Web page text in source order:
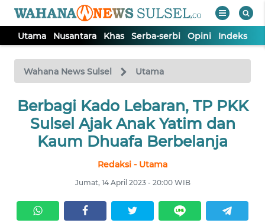
Utama Nusantara Khas Serba-serbi Opini Indeks
Wahana News Sulsel Utama
Berbagi Kado Lebaran, TP PKK
Sulsel Ajak Anak Yatim dan
Kaum Dhuafa Berbelanja
Redaksi - Utama
Jumat, 14 April 2023 - 20:00 WIB
TV
Tutup
UTAMA
NUSANTARA
SERBA-
SERBI